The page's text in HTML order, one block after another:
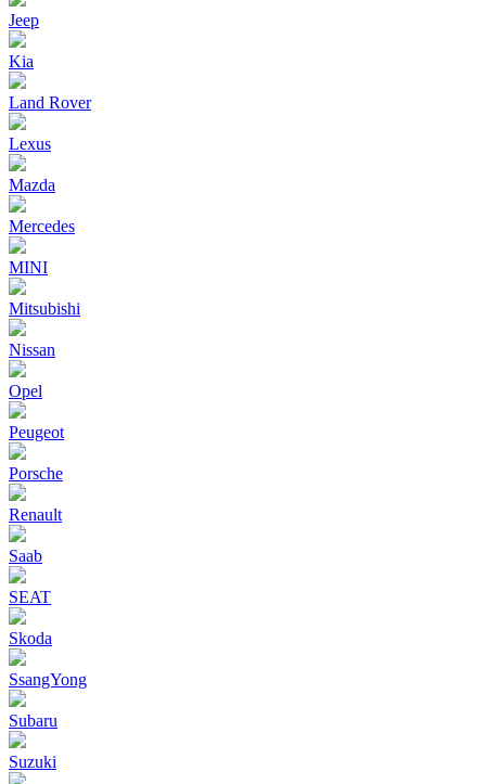
Jeep
Kia
Land Rover
Lexus
Mazda
Mercedes
MINI
Mitsubishi
Nissan
Opel
Peugeot
Porsche
Renault
Saab
SEAT
Skoda
SsangYong
Subaru
Suzuki